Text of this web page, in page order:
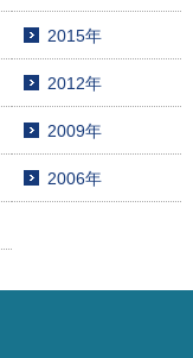
2015年
2012年
2009年
2006年